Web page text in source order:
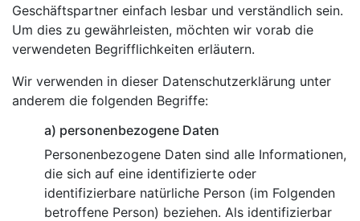
Geschäftspartner einfach lesbar und verständlich sein.
Um dies zu gewährleisten, möchten wir vorab die
verwendeten Begrifflichkeiten erläutern.
Wir verwenden in dieser Datenschutzerklärung unter
anderem die folgenden Begriffe:
a) personenbezogene Daten
Personenbezogene Daten sind alle Informationen,
die sich auf eine identifizierte oder
identifizierbare natürliche Person (im Folgenden
betroffene Person) beziehen. Als identifizierbar